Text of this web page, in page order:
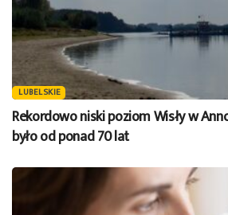
LUBELSKIE
Rekordowo niski poziom Wisły w
było od ponad 70 lat